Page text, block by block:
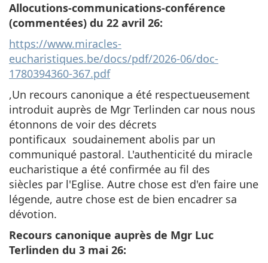
Allocutions-communications-conférence
(commentées) du 22 avril 26:
https://www.miracles-
eucharistiques.be/docs/pdf/2026-06/doc-
1780394360-367.pdf
,Un recours canonique a été respectueusement
introduit auprès de Mgr Terlinden car nous nous
étonnons de voir des décrets
pontificaux soudainement abolis par un
communiqué pastoral. L'authenticité du miracle
eucharistique a été confirmée au fil des
siècles par l'Eglise. Autre chose est d'en faire une
légende, autre chose est de bien encadrer sa
dévotion.
Recours canonique auprès de Mgr Luc
Terlinden du 3 mai 26: